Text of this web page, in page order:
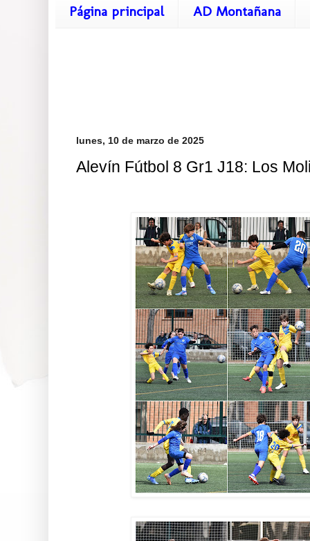
Página principal AD Montañana
lunes, 10 de marzo de 2025
Alevín Fútbol 8 Gr1 J18: Los